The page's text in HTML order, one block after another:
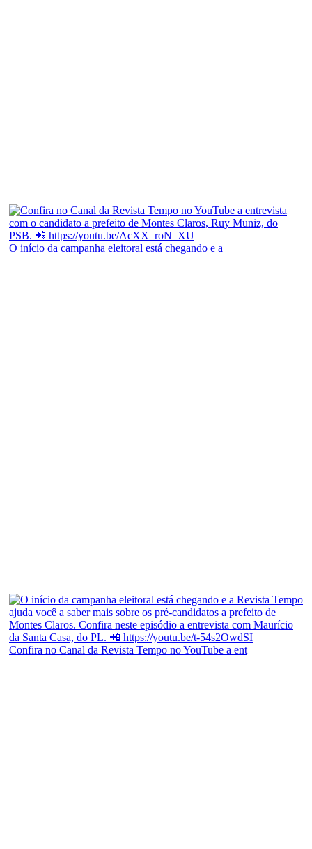
O início da campanha eleitoral está chegando e a
Confira no Canal da Revista Tempo no YouTube a ent